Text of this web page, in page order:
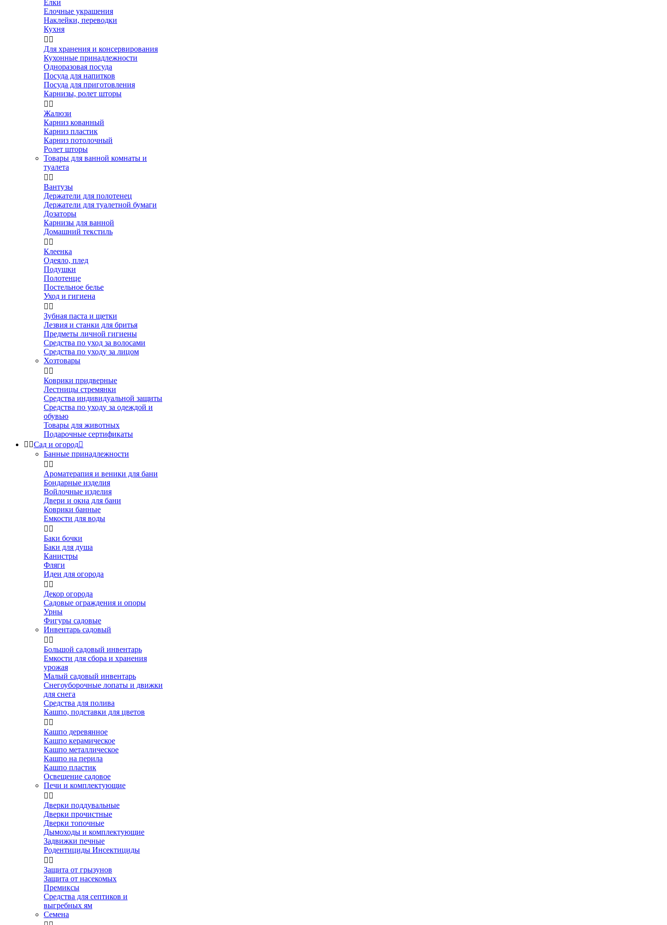
Елки
Елочные украшения
Наклейки, переводки
Кухня
 
Для хранения и консервирования
Кухонные принадлежности
Одноразовая посуда
Посуда для напитков
Посуда для приготовления
Карнизы, ролет шторы
 
Жалюзи
Карниз кованный
Карниз пластик
Карниз потолочный
Ролет шторы
Товары для ванной комнаты и
туалета
 
Вантузы
Держатели для полотенец
Держатели для туалетной бумаги
Дозаторы
Карнизы для ванной
Домашний текстиль
 
Клеенка
Одеяло, плед
Подушки
Полотенце
Постельное белье
Уход и гигиена
 
Зубная паста и щетки
Лезвия и станки для бритья
Предметы личной гигиены
Средства по уход за волосами
Средства по уходу за лицом
Хозтовары
 
Коврики придверные
Лестницы стремянки
Средства индивидуальной защиты
Средства по уходу за одеждой и
обувью
Товары для животных
Подарочные сертификаты
 Сад и огород
Банные принадлежности
 
Ароматерапия и веники для бани
Бондарные изделия
Войлочные изделия
Двери и окна для бани
Коврики банные
Емкости для воды
 
Баки бочки
Баки для душа
Канистры
Фляги
Идеи для огорода
 
Декор огорода
Садовые ограждения и опоры
Урны
Фигуры садовые
Инвентарь садовый
 
Большой садовый инвентарь
Емкости для сбора и хранения
урожая
Малый садовый инвентарь
Снегоуборочные лопаты и движки
для снега
Средства для полива
Кашпо, подставки для цветов
 
Кашпо деревянное
Кашпо керамическое
Кашпо металлическое
Кашпо на перила
Кашпо пластик
Освещение садовое
Печи и комплектующие
 
Дверки поддувальные
Дверки прочистные
Дверки топочные
Дымоходы и комплектующие
Задвижки печные
Родентициды Инсектициды
 
Защита от грызунов
Защита от насекомых
Премиксы
Средства для септиков и
выгребных ям
Семена